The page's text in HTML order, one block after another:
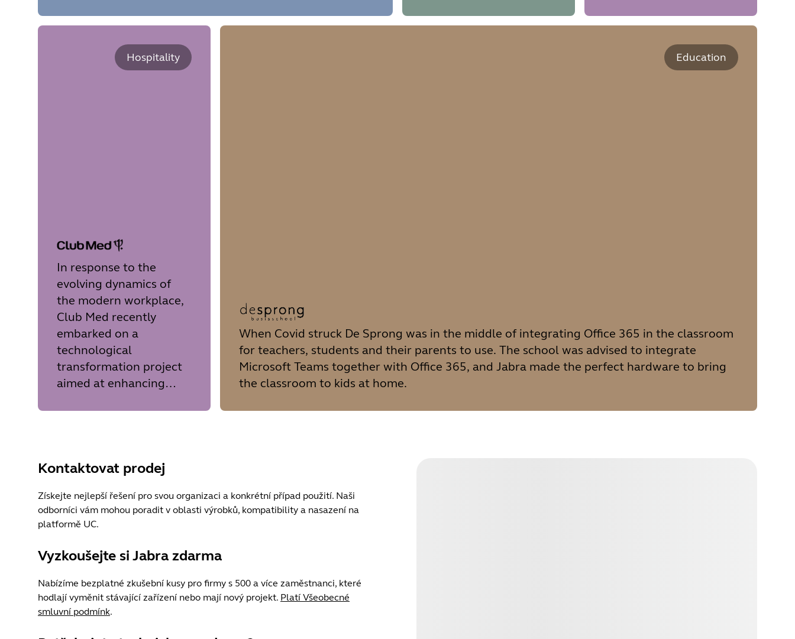
meetings. The team has
students who are
accustomed to a high
level of production
quality and park staff
Hospitality
In response to the
evolving dynamics of
the modern workplace,
Club Med recently
embarked on a
technological
transformation project
aimed at enhancing
Education
When Covid struck De Sprong was in the middle of integrating Office 365 in the classroom
for teachers, students and their parents to use. The school was advised to integrate
Microsoft Teams together with Office 365, and Jabra made the perfect hardware to bring
the classroom to kids at home.
Kontaktovat prodej
Získejte nejlepší řešení pro svou organizaci a konkrétní případ použití. Naši
odborníci vám mohou poradit v oblasti výrobků, kompatibility a nasazení na
platformě UC.
Vyzkoušejte si Jabra zdarma
Nabízíme bezplatné zkušební kusy pro firmy s 500 a více zaměstnanci, které
hodlají vyměnit stávající zařízení nebo mají nový projekt. Platí Všeobecné
smluvní podmínk.